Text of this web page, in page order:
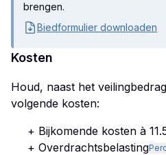
brengen.
Biedformulier downloaden
Kosten
Houd, naast het
volgende kosten:
+ Bijkomende kosten à
+ Overdrachtsbelasting